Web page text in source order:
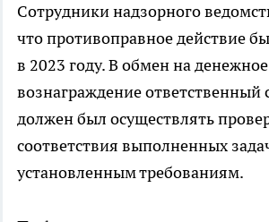
Сотрудники надзорного
что противоправное действие
в 2023 году. В обмен на денежное
вознаграждение ответственный
должен был осуществлять
соответствия выполненных
установленным требованиям.